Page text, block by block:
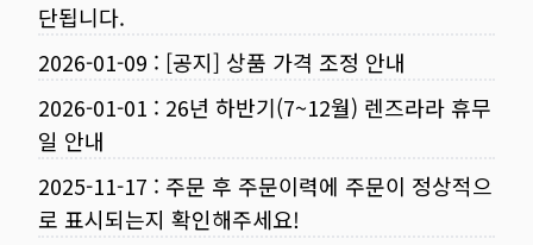
단됩니다.
2026-01-09 : [공지] 상품 가격 조정 안내
2026-01-01 : 26년 하반기(7~12월) 렌즈라라 휴무
일 안내
2025-11-17 : 주문 후 주문이력에 주문이 정상적으
로 표시되는지 확인해주세요!